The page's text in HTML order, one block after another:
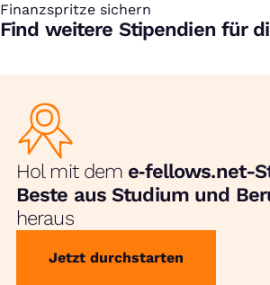
Finanzspritze sichern
:
Find weitere Stipendien für
Hol mit dem e‑fellows.net-
Beste aus Studium und
heraus
Jetzt durchstarten